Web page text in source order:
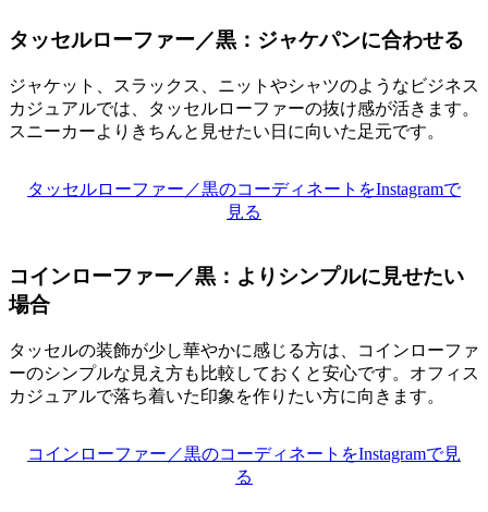
タッセルローファー／黒：ジャケパンに合わせる
ジャケット、スラックス、ニットやシャツのようなビジネス
カジュアルでは、タッセルローファーの抜け感が活きます。
スニーカーよりきちんと見せたい日に向いた足元です。
タッセルローファー／黒のコーディネートをInstagramで
見る
コインローファー／黒：よりシンプルに見せたい
場合
タッセルの装飾が少し華やかに感じる方は、コインローファ
ーのシンプルな見え方も比較しておくと安心です。オフィス
カジュアルで落ち着いた印象を作りたい方に向きます。
コインローファー／黒のコーディネートをInstagramで見
る